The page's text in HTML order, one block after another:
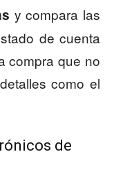
y compara las
de cuenta
compra que no
como el
de